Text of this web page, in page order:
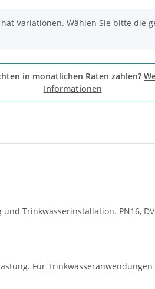
Variationen. Wählen Sie bitte die
in monatlichen Raten zahlen?
Informationen
Trinkwasserinstallation. PN16,
Für Trinkwasseranwendungen